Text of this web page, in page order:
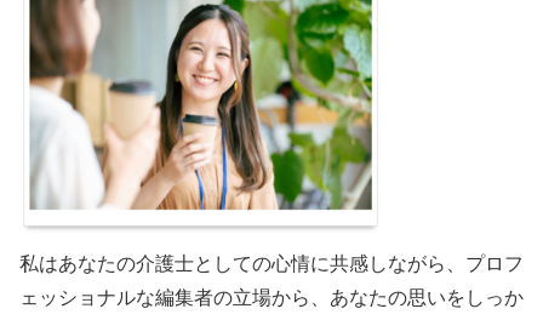
私はあなたの介護士としての心情に共感しながら、プロフ
ェッショナルな編集者の立場から、あなたの思いをしっか